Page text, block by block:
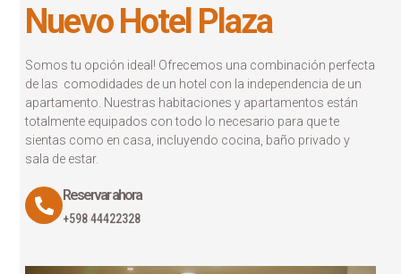
Habitaciones
totalmente
equipadas
mejores comodidades que mejor se adaptan a
tu solicitud. Reserva ahora
VER MAS
Nuevo Hotel Plaza
Somos tu opción ideal! Ofrecemos una combinación perfecta
de las comodidades de un hotel con la independencia de un
apartamento. Nuestras habitaciones y apartamentos están
totalmente equipados con todo lo necesario para que te
sientas como en casa, incluyendo cocina, baño privado y
sala de estar.
Reservar ahora
+598 44422328